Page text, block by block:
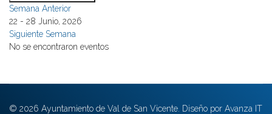
Semana Anterior
22 - 28 Junio, 2026
Siguiente Semana
No se encontraron eventos
© 2026 Ayuntamiento de Val de San Vicente. Diseño por Avanza IT